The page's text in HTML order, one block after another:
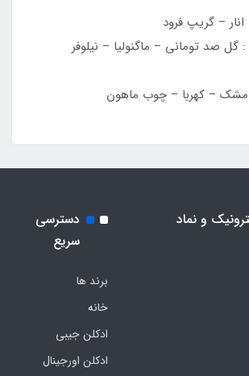
انار – گریپ فرود
گل صد تومانی – ماگنولیا – نیلوفر
: مشک – کهربا – چوب ماهون
و نماد
دسترسی
سریع
برند ها
خانه
ادکلن جیبی
ادکلن اورجینال